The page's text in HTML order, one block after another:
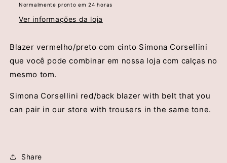
Normalmente pronto em 24 horas
Ver informações da loja
Blazer vermelho/preto com cinto Simona Corsellini
que você pode combinar em nossa loja com calças no
mesmo tom.
Simona Corsellini red/back blazer with belt that you
can pair in our store with trousers in the same tone.
Share